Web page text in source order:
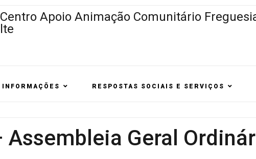
INFORMAÇÕES RESPOSTAS SOCIAIS E SERVIÇOS
Geral